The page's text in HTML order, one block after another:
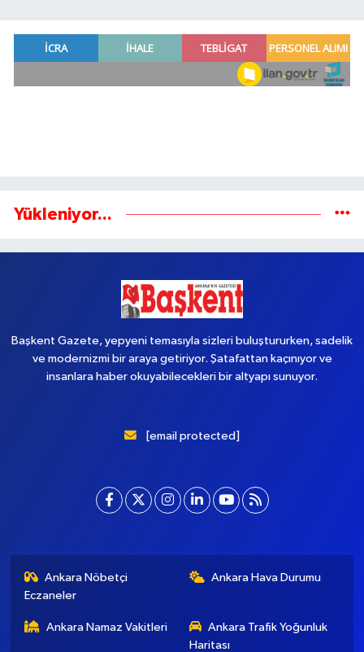
Yükleniyor...
Başkent Gazete, yepyeni temasıyla sizleri buluştururken, sadelik
ve modernizmi bir araya getiriyor. Şatafattan kaçınıyor ve
insanlara haber okuyabilecekleri bir altyapı sunuyor.
[email protected]
Ankara Nöbetçi
Eczaneler
Ankara Hava Durumu
Ankara Namaz Vakitleri
Ankara Trafik Yoğunluk
Haritası